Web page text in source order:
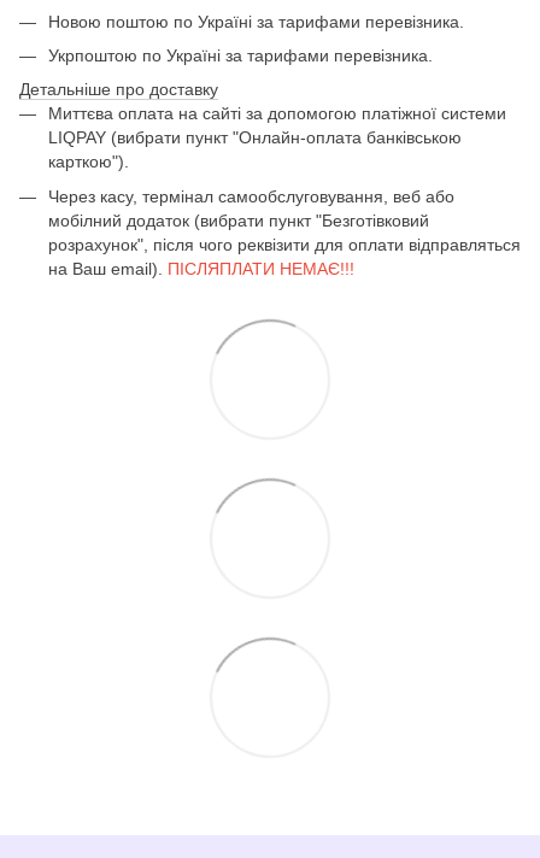
Новою поштою по Україні за тарифами перевізника.
Укрпоштою по Україні за тарифами перевізника.
Детальніше про доставку
Миттєва оплата на сайті за допомогою платіжної системи
LIQPAY (вибрати пункт "Онлайн-оплата банківською
карткою").
Через касу, термінал самообслуговування, веб або
мобілний додаток (вибрати пункт "Безготівковий
розрахунок", після чого реквізити для оплати відправляться
на Ваш email). ПІСЛЯПЛАТИ НЕМАЄ!!!